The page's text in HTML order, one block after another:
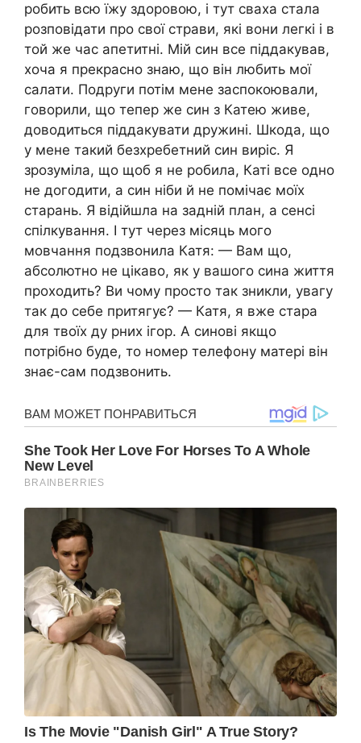
робить всю їжу здоровою, і тут сваха стала
розповідати про свої страви, які вони легкі і в
той же час апетитні. Мій син все піддакував,
хоча я прекрасно знаю, що він любить мої
салати. Подруги потім мене заспокоювали,
говорили, що тепер же син з Катею живе,
доводиться піддакувати дружині. Шкода, що
у мене такий безхребетний син виріс. Я
зрозуміла, що щоб я не робила, Каті все одно
не догодити, а син ніби й не помічає моїх
старань. Я відійшла на задній план, а сенсі
спілкування. І тут через місяць мого
мовчання подзвонила Катя: — Вам що,
абсолютно не цікаво, як у вашого сина життя
проходить? Ви чому просто так зникли, увагу
так до себе притягує? — Катя, я вже стара
для твоїх ду рних ігор. А синові якщо
потрібно буде, то номер телефону матері він
знає-сам подзвонить.